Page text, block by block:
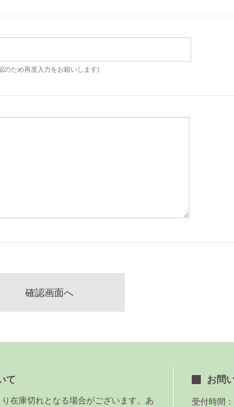
のため再度入力をお願いします)
て
在庫切れとなる場合がございます。あ
お問
受付時間：